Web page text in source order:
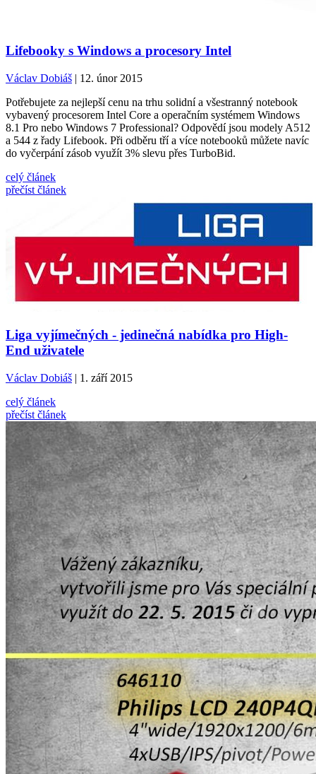
Lifebooky s Windows a procesory Intel
Václav Dobiáš | 12. únor 2015
Potřebujete za nejlepší cenu na trhu solidní a všestranný notebook
vybavený procesorem Intel Core a operačním systémem Windows
8.1 Pro nebo Windows 7 Professional? Odpovědí jsou modely A512
a 544 z řady Lifebook. Při odběru tří a více notebooků můžete navíc
do vyčerpání zásob využít 3% slevu přes TurboBid.
celý článek
přečíst článek
Liga vyjímečných - jedinečná nabídka pro High-
End uživatele
Václav Dobiáš | 1. září 2015
celý článek
přečíst článek